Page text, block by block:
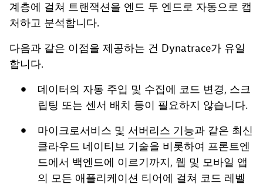
계층에 걸쳐 트랜잭션을 엔드 투 엔드로 자동으로 캡
처하고 분석합니다.
다음과 같은 이점을 제공하는 건 Dynatrace가 유일
합니다.
데이터의 자동 주입 및 수집에 코드 변경, 스크
립팅 또는 센서 배치 등이 필요하지 않습니다.
마이크로서비스 및 서버리스 기능과 같은 최신
클라우드 네이티브 기술을 비롯하여 프론트엔
드에서 백엔드에 이르기까지, 웹 및 모바일 앱
의 모든 애플리케이션 티어에 걸쳐 코드 레벨